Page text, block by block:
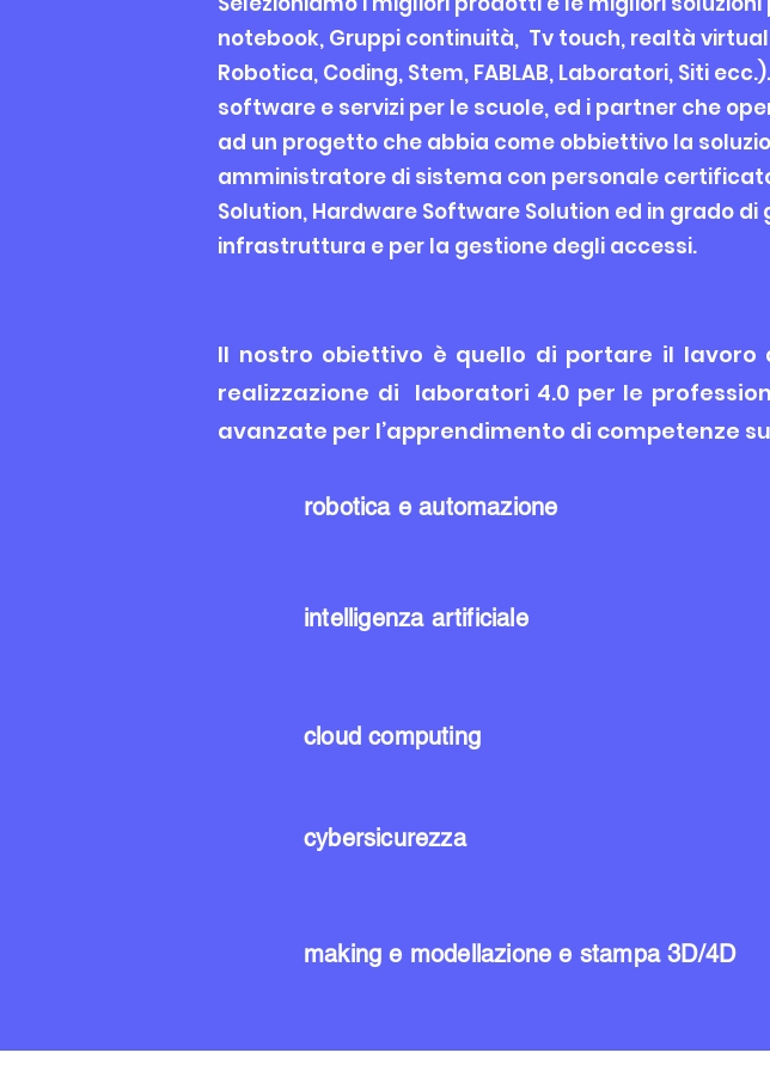
notebook, Gruppi continuità, Tv touch, realtà
Robotica, Coding, Stem, FABLAB, Laboratori, Siti
software e servizi per le scuole, ed i partner che
ad un progetto che abbia come obbiettivo la
amministratore di sistema con personale
Solution, Hardware Software Solution ed in grado
infrastruttura e per la gestione degli accessi.
Il nostro obiettivo è quello di portare il lavoro
realizzazione di laboratori 4.0 per le
avanzate per l’apprendimento di competenze
robotica e automazione
intelligenza artificiale
cloud computing
cybersicurezza
making e modellazione e stampa 3D/4D